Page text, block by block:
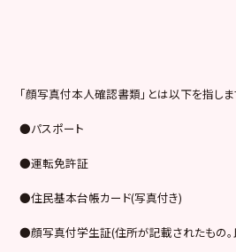
「顔写真付本人確認書類」とは以下を指しま
●パスポート
●運転免許証
●住民基本台帳カード(写真付き)
●顔写真付学生証(住所が記載されたもの